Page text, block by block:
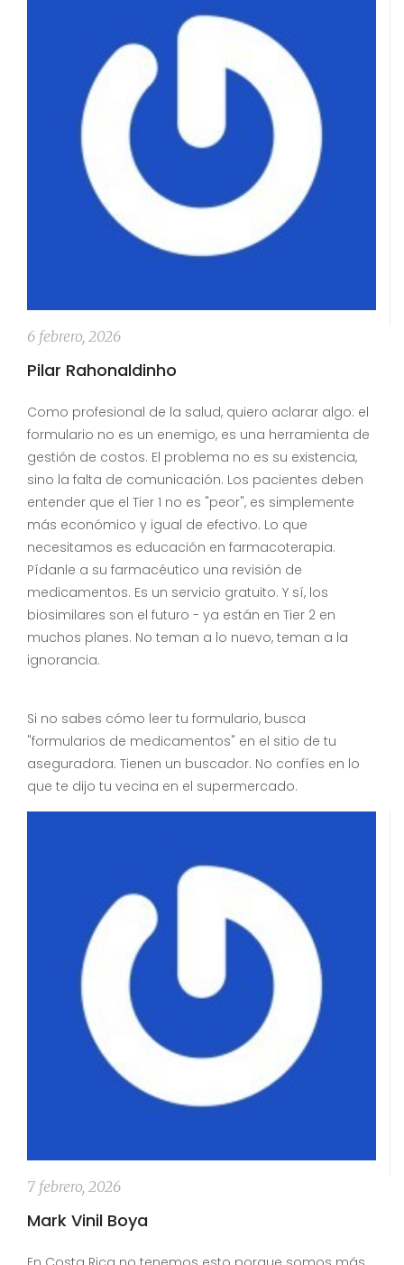
6 febrero, 2026
Pilar Rahonaldinho
Como profesional de la salud, quiero aclarar algo: el
formulario no es un enemigo, es una herramienta de
gestión de costos. El problema no es su existencia,
sino la falta de comunicación. Los pacientes deben
entender que el Tier 1 no es "peor", es simplemente
más económico y igual de efectivo. Lo que
necesitamos es educación en farmacoterapia.
Pídanle a su farmacéutico una revisión de
medicamentos. Es un servicio gratuito. Y sí, los
biosimilares son el futuro - ya están en Tier 2 en
muchos planes. No teman a lo nuevo, teman a la
ignorancia.
Si no sabes cómo leer tu formulario, busca
"formularios de medicamentos" en el sitio de tu
aseguradora. Tienen un buscador. No confíes en lo
que te dijo tu vecina en el supermercado.
7 febrero, 2026
Mark Vinil Boya